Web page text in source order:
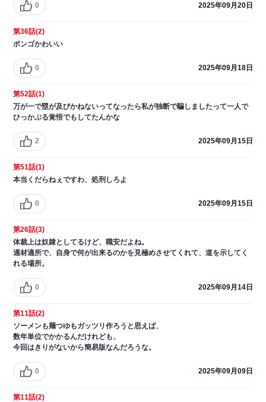
0 2025年09月20日
第36話(2)
ボンゴかわいい
0 2025年09月18日
第52話(1)
万が一で塁が及びかねないってなったら私が独断で騙しましたって一人で
ひっかぶる覚悟でもしてたんかな
2 2025年09月15日
第51話(1)
本当くだらねぇですわ、処刑しろよ
0 2025年09月15日
第26話(3)
体裁上は奴隷としてるけど、職安だよね。
適材適所で、自身で何が出来るのかを見極めさせてくれて、道を示してく
れる場所。
0 2025年09月14日
第11話(2)
ソーメンも麺つゆもガッツリ作ろうと思えば、
数年単位でかかるんだけれども、
今回はきりがないから簡易版なんだろうな。
0 2025年09月09日
第11話(2)